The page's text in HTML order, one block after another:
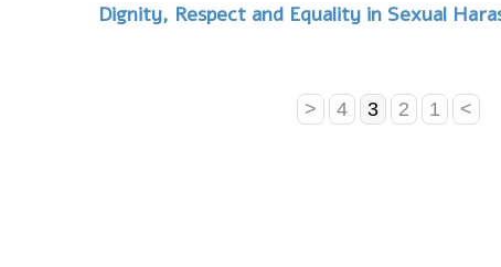
Dignity, Respect and Equality in Sexual
>
1
2
3
4
<